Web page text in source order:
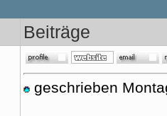
Beiträge
geschrieben